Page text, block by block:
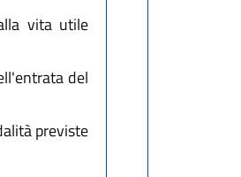
vita utile
del
previste